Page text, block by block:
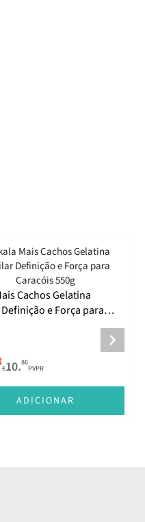
Cachos Gelatina
e Força para
€10.86
PVPR
ADICIONAR